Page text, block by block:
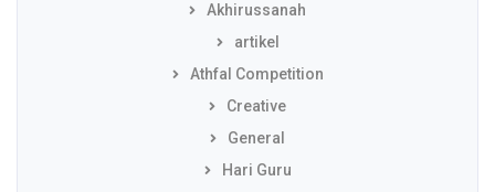
Akhirussanah
artikel
Athfal Competition
Creative
General
Hari Guru